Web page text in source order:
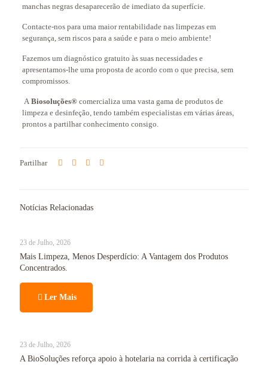
manchas negras desaparecerão de imediato da superfície.
Contacte-nos para uma maior rentabilidade nas limpezas em
segurança, sem riscos para a saúde e para o meio ambiente!
Fazemos um diagnóstico gratuito às suas necessidades e
apresentamos-lhe uma proposta de acordo com o que precisa, sem
compromissos.
A Biosoluções®comercializa uma vasta gama de produtos de
limpeza e desinfeção, tendo também especialistas em várias áreas,
prontos a partilhar conhecimento consigo.
Partilhar
Notícias Relacionadas
23 de Julho, 2026
Mais Limpeza, Menos Desperdício: A Vantagem dos Produtos
Concentrados.
Ler Mais
23 de Julho, 2026
A BioSoluções reforça apoio à hotelaria na corrida à certificação